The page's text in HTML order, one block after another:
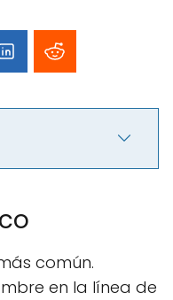
común.
en la línea de